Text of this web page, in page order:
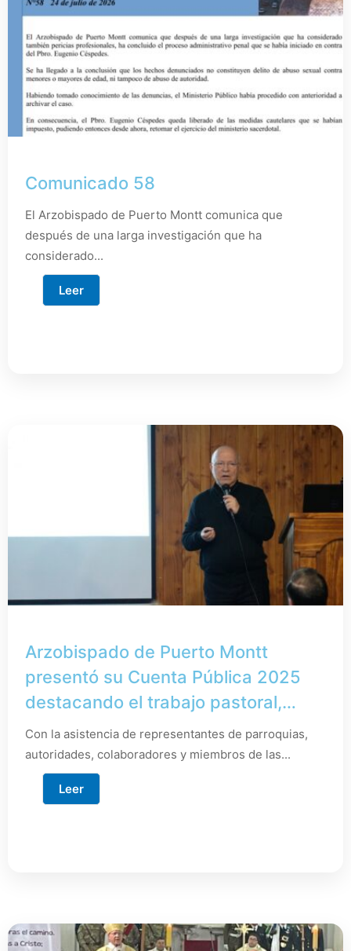
Comunicado 58
El Arzobispado de Puerto Montt comunica que
después de una larga investigación que ha
considerado...
Leer
Arzobispado de Puerto Montt
presentó su Cuenta Pública 2025
destacando el trabajo pastoral,
educativo y social al servicio de la
comunidad
Con la asistencia de representantes de parroquias,
autoridades, colaboradores y miembros de las...
Leer